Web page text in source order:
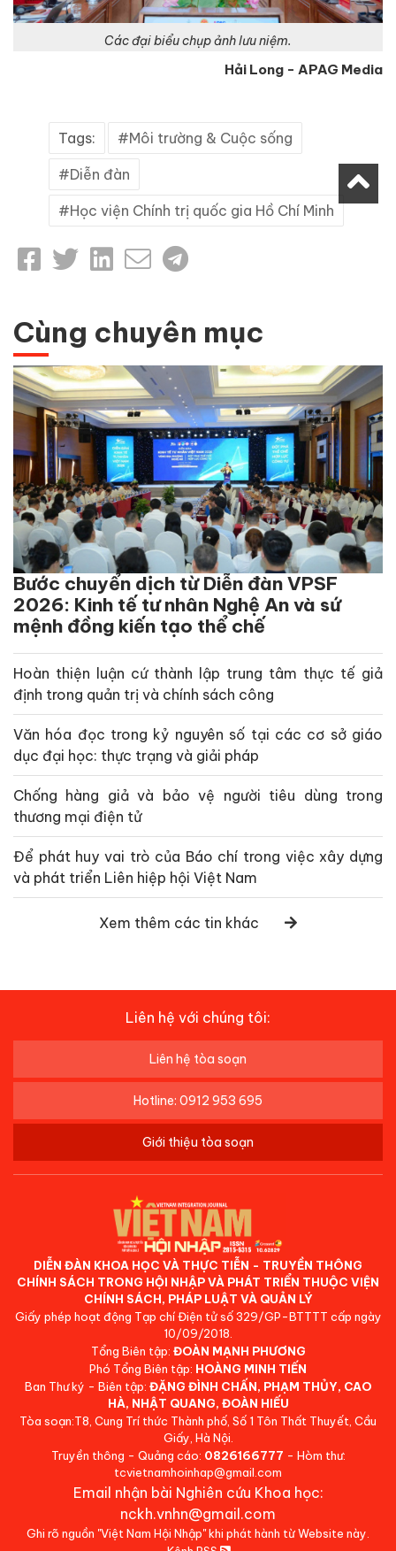
Các đại biểu chụp ảnh lưu niệm.
Hải Long - APAG Media
Tags: Môi trường & Cuộc sống
Diễn đàn
Học viện Chính trị quốc gia Hồ Chí Minh
Cùng chuyên mục
Bước chuyển dịch từ Diễn đàn VPSF
2026: Kinh tế tư nhân Nghệ An và sứ
mệnh đồng kiến tạo thể chế
Hoàn thiện luận cứ thành lập trung tâm thực tế giả
định trong quản trị và chính sách công
Văn hóa đọc trong kỷ nguyên số tại các cơ sở giáo
dục đại học: thực trạng và giải pháp
Chống hàng giả và bảo vệ người tiêu dùng trong
thương mại điện tử
Để phát huy vai trò của Báo chí trong việc xây dựng
và phát triển Liên hiệp hội Việt Nam
Xem thêm các tin khác
Liên hệ với chúng tôi:
Liên hệ tòa soạn
Hotline: 0912 953 695
Giới thiệu tòa soạn
DIỄN ĐÀN KHOA HỌC VÀ THỰC TIỄN - TRUYỀN THÔNG
CHÍNH SÁCH TRONG HỘI NHẬP VÀ PHÁT TRIỂN THUỘC VIỆN
CHÍNH SÁCH, PHÁP LUẬT VÀ QUẢN LÝ
Giấy phép hoạt động Tạp chí Điện tử số 329/GP-BTTTT cấp ngày
10/09/2018.
Tổng Biên tập: ĐOÀN MẠNH PHƯƠNG
Phó Tổng Biên tập: HOÀNG MINH TIẾN
Ban Thư ký - Biên tập: ĐẶNG ĐÌNH CHẤN, PHẠM THỦY, CAO
HÀ, NHẬT QUANG, ĐOÀN HIẾU
Tòa soạn:T8, Cung Trí thức Thành phố, Số 1 Tôn Thất Thuyết, Cầu
Giấy, Hà Nội.
Truyền thông - Quảng cáo: 0826166777 - Hòm thư:
tcvietnamhoinhap@gmail.com
Email nhận bài Nghiên cứu Khoa học:
nckh.vnhn@gmail.com
Ghi rõ nguồn "Việt Nam Hội Nhập" khi phát hành từ Website này.